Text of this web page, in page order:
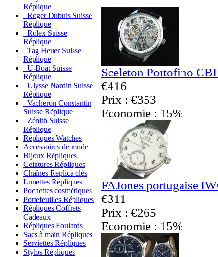
Réplique
Roger Dubuis Suisse
Réplique
Rolex Suisse
Réplique
Tag Heuer Suisse
Réplique
U-Boat Suisse
Réplique
Ulysse Nardin Suisse
Réplique
Vacheron Constantin
Suisse Réplique
Zénith Suisse
Réplique
Répliques Watches
Accessoires de mode
Bijoux Répliques
Ceintures Répliques
Chaînes Replica clés
Lunettes Répliques
Pochettes cosmétiques
Portefeuilles Répliques
Répliques Coffrets
Cadeaux
Répliques Foulards
Sacs à main Répliques
Serviettes Répliques
Stylos Répliques
Sceleton Portofino
€416
Prix : €353
Economie : 15%
FAJones portugaise
€311
Prix : €265
Economie : 15%